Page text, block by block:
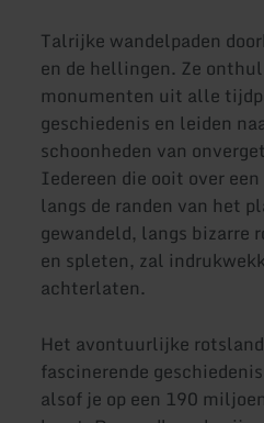
Talrijke wandelpaden
en de hellingen. Ze
monumenten uit alle
geschiedenis en leiden
schoonheden van
Iedereen die ooit over
langs de randen van het
gewandeld, langs bizarre
en spleten, zal
achterlaten.
Het avontuurlijke
fascinerende
alsof je op een 190